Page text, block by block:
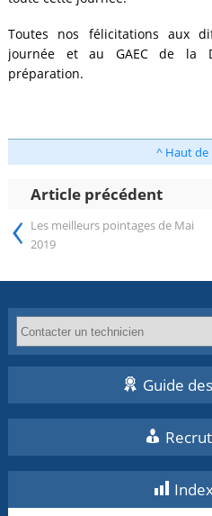
Toutes nos félicitations aux
journée et au GAEC de la
préparation.
^ Haut de
Article précédent
‹ Les meilleurs pointages de Mai
2019
Guide